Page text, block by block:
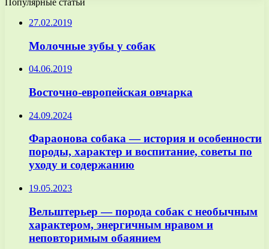
27.02.2019
Молочные зубы у собак
04.06.2019
Восточно-европейская овчарка
24.09.2024
Фараонова собака — история и особенности
породы, характер и воспитание, советы по
уходу и содержанию
19.05.2023
Вельштерьер — порода собак с необычным
характером, энергичным нравом и
неповторимым обаянием